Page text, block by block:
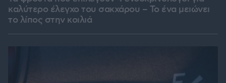
καλύτερο έλεγχο του σακχάρου – Το ένα μειώνει
το λίπος στην κοιλιά